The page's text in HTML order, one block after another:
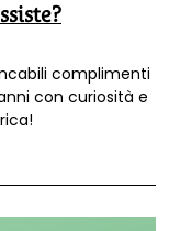
complimenti
con curiosità e